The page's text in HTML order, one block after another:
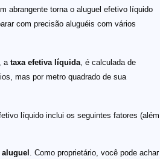
abrangente torna o aluguel efetivo líquido
com precisão aluguéis com vários
a taxa efetiva líquida , é calculada de
mas por metro quadrado de sua
líquido inclui os seguintes fatores (além
. Como proprietário, você pode achar